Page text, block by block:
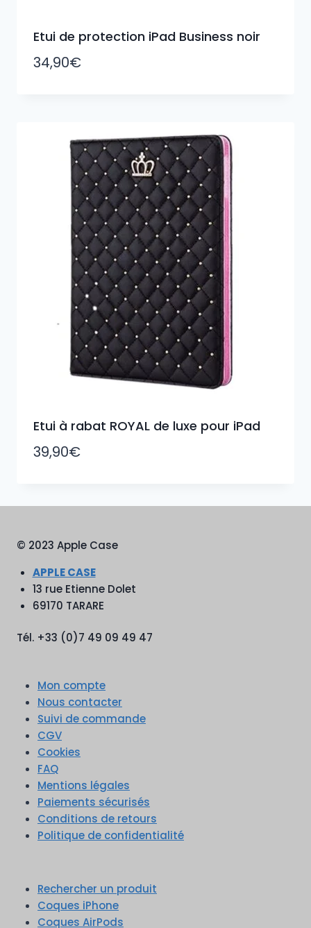
Etui de protection iPad Business noir
34,90€
Etui à rabat ROYAL de luxe pour iPad
39,90€
© 2023 Apple Case
APPLE CASE
13 rue Etienne Dolet
69170 TARARE
Tél. +33 (0)7 49 09 49 47
Mon compte
Nous contacter
Suivi de commande
CGV
Cookies
FAQ
Mentions légales
Paiements sécurisés
Conditions de retours
Politique de confidentialité
Rechercher un produit
Coques iPhone
Coques AirPods